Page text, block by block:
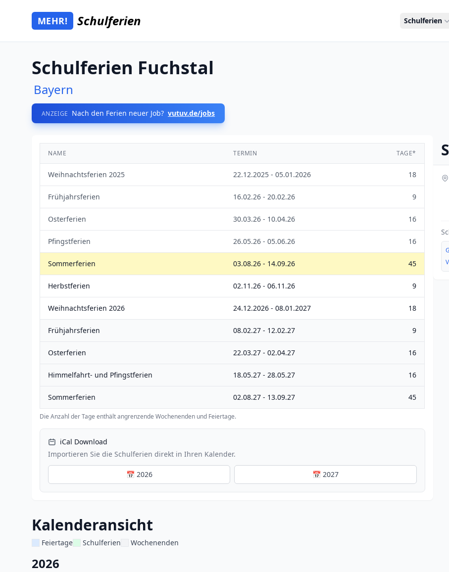
Zum Hauptinhalt springen
Mehr Schulferien
MEHR! Schulferien Schulferien
Schulferien Fuchstal
Bayern
ANZEIGE Nach den Ferien neuer Job? vutuv.de/jobs
NAME TERMIN TAGE*
Weihnachtsferien 2025 22.12.2025 - 05.01.2026 18
Frühjahrsferien 16.02.26 - 20.02.26 9
Osterferien 30.03.26 - 10.04.26 16
Pfingstferien 26.05.26 - 05.06.26 16
Sommerferien 03.08.26 - 14.09.26 45
Herbstferien 02.11.26 - 06.11.26 9
Weihnachtsferien 2026 24.12.2026 - 08.01.2027 18
Frühjahrsferien 08.02.27 - 12.02.27 9
Osterferien 22.03.27 - 02.04.27 16
Himmelfahrt- und Pfingstferien 18.05.27 - 28.05.27 16
Sommerferien 02.08.27 - 13.09.27 45
Die Anzahl der Tage enthält angrenzende Wochenenden und Feiertage.
iCal Download
Importieren Sie die Schulferien direkt in Ihren Kalender.
📅 2026 📅 2027
Kalenderansicht
Feiertage Schulferien Wochenenden
2026